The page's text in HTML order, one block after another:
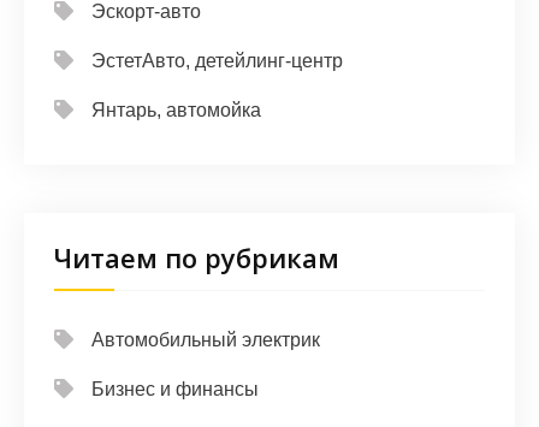
Эскорт-авто
ЭстетАвто, детейлинг-центр
Янтарь, автомойка
Читаем по рубрикам
Автомобильный электрик
Бизнес и финансы